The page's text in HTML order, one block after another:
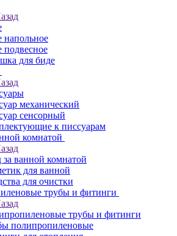
напольное
подвесное
для биде
механический
сенсорный
к писсуарам
комнатой
за ванной комнатой
для ванной
для очистки
трубы и фитинги
трубы и фитинги
полипропиленовые